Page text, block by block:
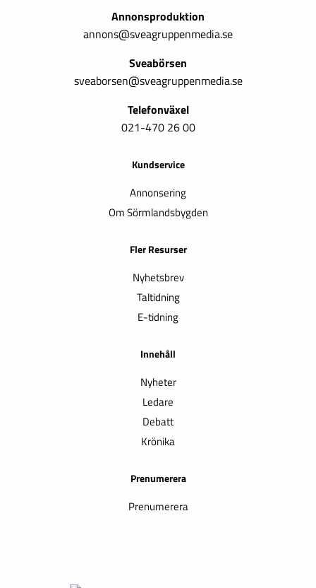
Annonsproduktion
annons@sveagruppenmedia.se
Sveabörsen
sveaborsen@sveagruppenmedia.se
Telefonväxel
021-470 26 00
Kundservice
Annonsering
Om Sörmlandsbygden
Fler Resurser
Nyhetsbrev
Taltidning
E-tidning
Innehåll
Nyheter
Ledare
Debatt
Krönika
Prenumerera
Prenumerera